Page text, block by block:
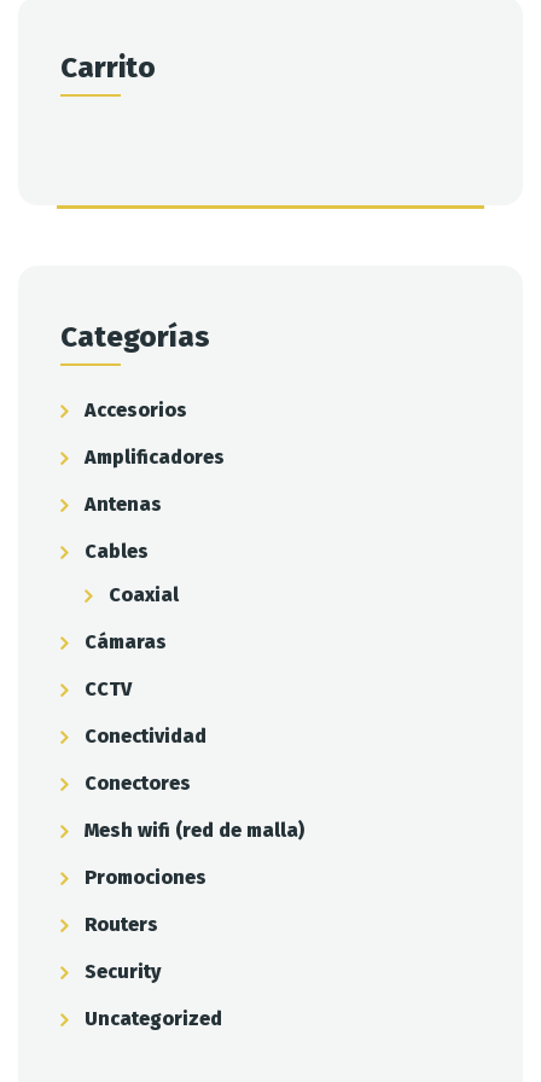
Carrito
Categorías
Accesorios
Amplificadores
Antenas
Cables
Coaxial
Cámaras
CCTV
Conectividad
Conectores
Mesh wifi (red de malla)
Promociones
Routers
Security
Uncategorized